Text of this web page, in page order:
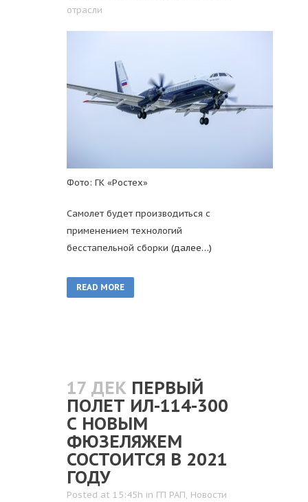
отрасли
Фото: ГК «Ростех»
Самолет будет производиться с
применением технологий
бесстапельной сборки (далее…)
READ MORE
17 ДЕК ПЕРВЫЙ
ПОЛЕТ ИЛ-114-300
С НОВЫМ
ФЮЗЕЛЯЖЕМ
СОСТОИТСЯ В 2021
ГОДУ
Posted at 15:45h in ГП РАП, Новости